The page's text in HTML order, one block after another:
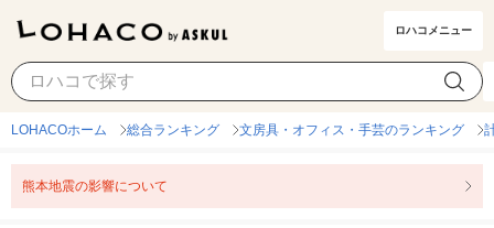
ロハコメニュー
ゴムチューブ・ゴム管 カテゴリ選択
LOHACOホーム 総合ランキング 文房具・オフィス・手芸のランキング
熊本地震の影響について